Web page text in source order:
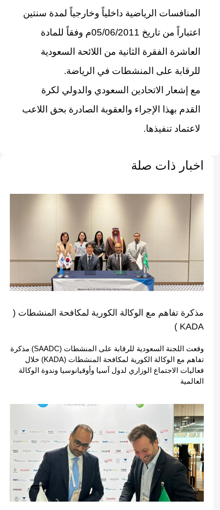
المنافسات الرياضية داخلياً وخارجياً لمدة سنتين
اعتباراً من تاريخ 05/06/2011م وفقاً للمادة
العاشرة الفقرة الثانية من اللائحة السعودية
للرقابة على المنشطات في الرياضة.
مع إشعار الاتحادين السعودي والدولي لكرة
القدم بهذا الإجراء والعقوبة الصادرة بحق اللاعب
لاعتماد تنفيذها.
اخبار ذات صلة
مذكرة تفاهم مع الوكالة الكورية لمكافحة المنشطات (
KADA )
وقعت اللجنة السعودية للرقابة على المنشطات (SAADC) مذكرة
تفاهم مع الوكالة الكورية لمكافحة المنشطات (KADA) خلال
فعاليات الاجتماع الوزاري لدول آسيا وأوقيانوسيا وندوة الوكالة
العالمية